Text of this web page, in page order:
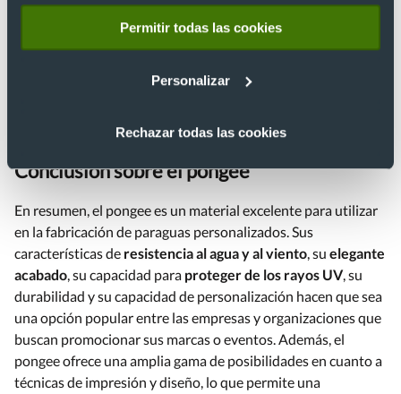
Permitir todas las cookies
Personalizar
Rechazar todas las cookies
En resumen, personalizar un paraguas de pongee ofrece una
cuenta el diseño y los colores utilizados, se puede crear un
Conclusión sobre el pongee
En resumen, el pongee es un material excelente para utilizar
en la fabricación de paraguas personalizados. Sus
características de resistencia al agua y al viento, su elegante
acabado, su capacidad para proteger de los rayos UV, su
durabilidad y su capacidad de personalización hacen que sea
una opción popular entre las empresas y organizaciones que
buscan promocionar sus marcas o eventos. Además, el
pongee ofrece una amplia gama de posibilidades en cuanto a
técnicas de impresión y diseño, lo que permite una